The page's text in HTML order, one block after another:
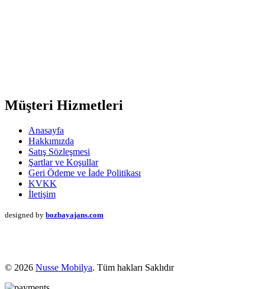
Müşteri Hizmetleri
Anasayfa
Hakkımızda
Satış Sözleşmesi
Şartlar ve Koşullar
Geri Ödeme ve İade Politikası
KVKK
İletişim
designed by bozbayajans.com
© 2026 Nusse Mobilya. Tüm hakları Saklıdır